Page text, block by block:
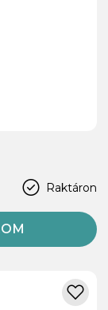
Raktáron